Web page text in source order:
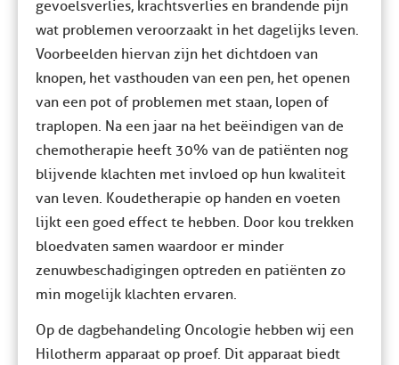
gevoelsverlies, krachtsverlies en brandende pijn
wat problemen veroorzaakt in het dagelijks leven.
Voorbeelden hiervan zijn het dichtdoen van
knopen, het vasthouden van een pen, het openen
van een pot of problemen met staan, lopen of
traplopen. Na een jaar na het beëindigen van de
chemotherapie heeft 30% van de patiënten nog
blijvende klachten met invloed op hun kwaliteit
van leven. Koudetherapie op handen en voeten
lijkt een goed effect te hebben. Door kou trekken
bloedvaten samen waardoor er minder
zenuwbeschadigingen optreden en patiënten zo
min mogelijk klachten ervaren.
Op de dagbehandeling Oncologie hebben wij een
Hilotherm apparaat op proef. Dit apparaat biedt